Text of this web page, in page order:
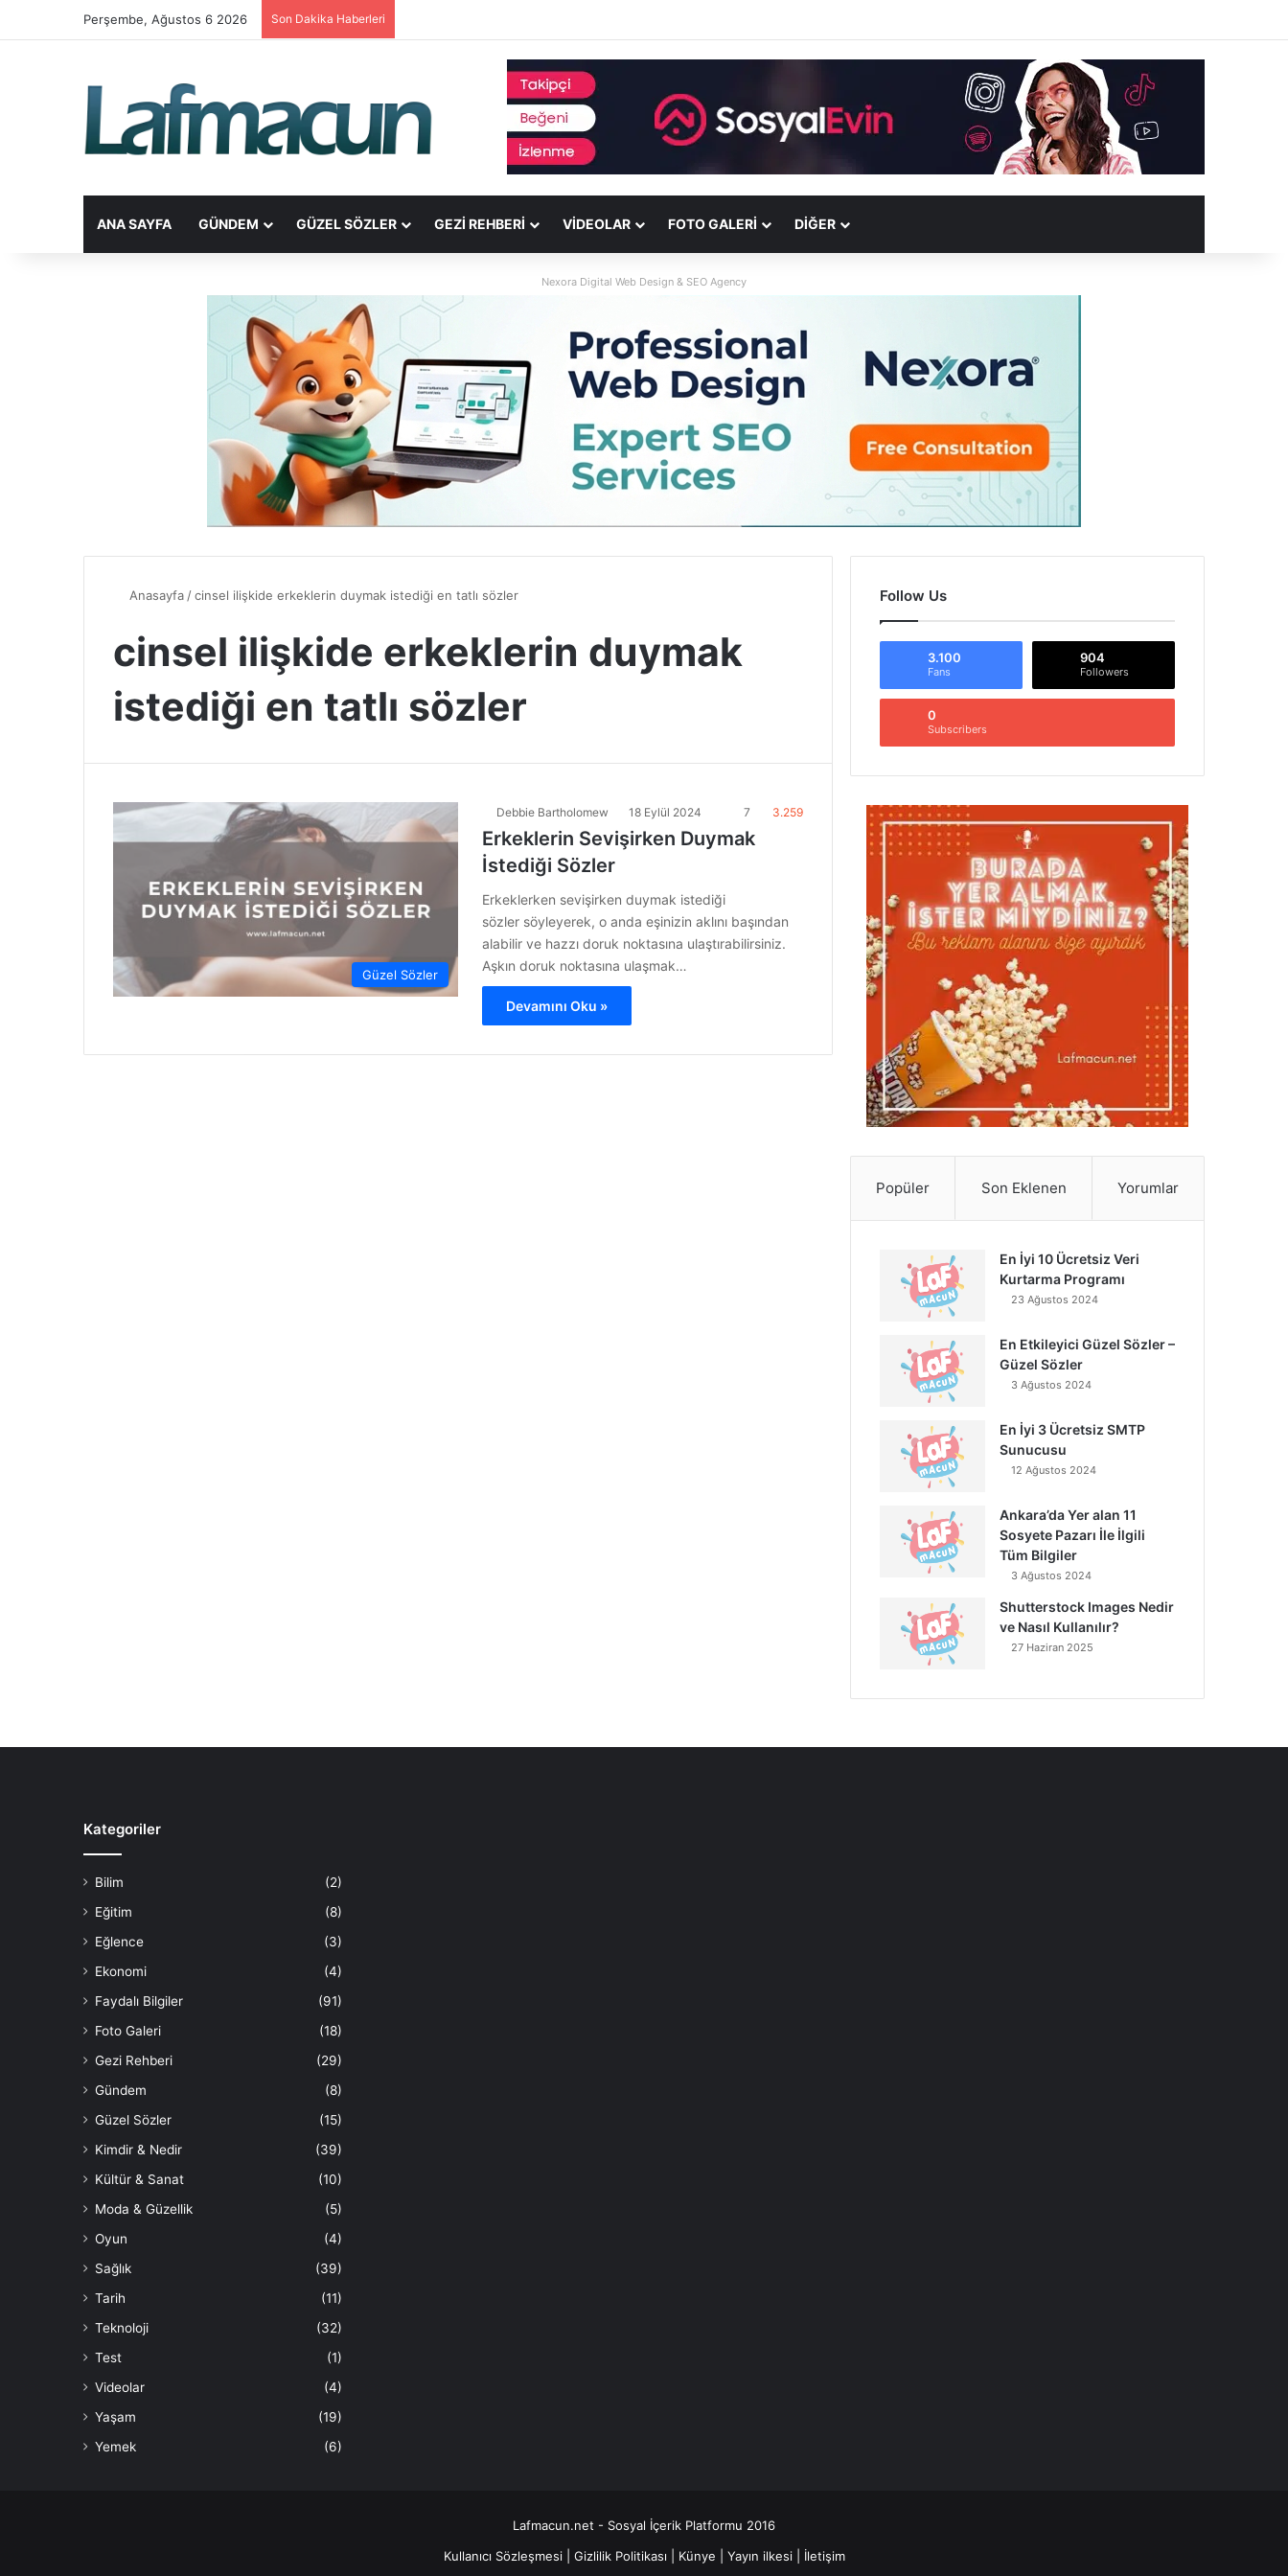
Perşembe, Ağustos 6 2026 Son Dakika Haberleri
ANA SAYFA GÜNDEM GÜZEL SÖZLER GEZI REHBERI VIDEOLAR FOTO GALERI DİĞER
Nexora Digital Web Design & SEO Agency
Anasayfa/cinsel ilişkide erkeklerin duymak istediği en tatlı sözler
cinsel ilişkide erkeklerin duymak
istediği en tatlı sözler
Güzel Sözler
Debbie Bartholomew 18 Eylül 2024 7 3.259
Erkeklerin Sevişirken Duymak
İstediği Sözler
Erkeklerken sevişirken duymak istediği
sözler söyleyerek, o anda eşinizin aklını başından
alabilir ve hazzı doruk noktasına ulaştırabilirsiniz.
Aşkın doruk noktasına ulaşmak…
Devamını Oku »
Follow Us
3.100
Fans
904
Followers
0
Subscribers
Popüler Son Eklenen Yorumlar
En İyi 10 Ücretsiz Veri
Kurtarma Programı
23 Ağustos 2024
En Etkileyici Güzel Sözler –
Güzel Sözler
3 Ağustos 2024
En İyi 3 Ücretsiz SMTP
Sunucusu
12 Ağustos 2024
Ankara’da Yer alan 11
Sosyete Pazarı İle İlgili
Tüm Bilgiler
3 Ağustos 2024
Shutterstock Images Nedir
ve Nasıl Kullanılır?
27 Haziran 2025
Kategoriler
Bilim
(2)
Eğitim
(8)
Eğlence
(3)
Ekonomi
(4)
Faydalı Bilgiler
(91)
Foto Galeri
(18)
Gezi Rehberi
(29)
Gündem
(8)
Güzel Sözler
(15)
Kimdir & Nedir
(39)
Kültür & Sanat
(10)
Moda & Güzellik
(5)
Oyun
(4)
Sağlık
(39)
Tarih
(11)
Teknoloji
(32)
Test
(1)
Videolar
(4)
Yaşam
(19)
Yemek
(6)
Lafmacun.net - Sosyal İçerik Platformu 2016
Kullanıcı Sözleşmesi| Gizlilik Politikası Künye Yayın ilkesi| İletişim